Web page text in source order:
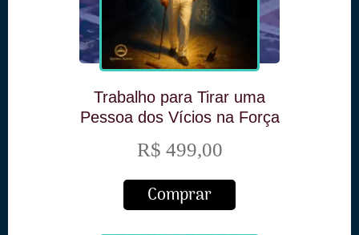
Trabalho para Tirar uma
Pessoa dos Vícios na Força
R$ 499,00
Comprar